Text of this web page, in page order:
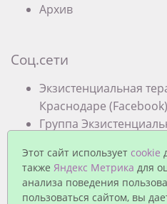
Архив
Соц.сети
Экзистенциальная
Краснодаре (Facebook)
Группа
Этот сайт использует cookie
также Яндекс Метрика для
анализа поведения
пользоваться сайтом, вы